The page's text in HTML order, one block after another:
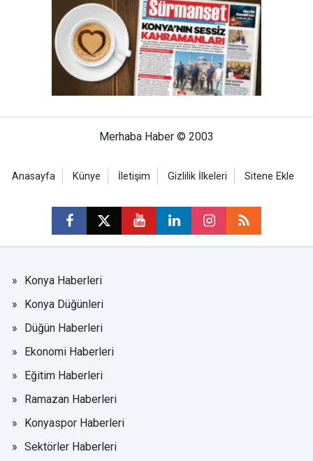
Merhaba Haber © 2003
Anasayfa Künye İletişim Gizlilik İlkeleri Sitene Ekle
Konya Haberleri
Konya Düğünleri
Düğün Haberleri
Ekonomi Haberleri
Eğitim Haberleri
Ramazan Haberleri
Konyaspor Haberleri
Sektörler Haberleri